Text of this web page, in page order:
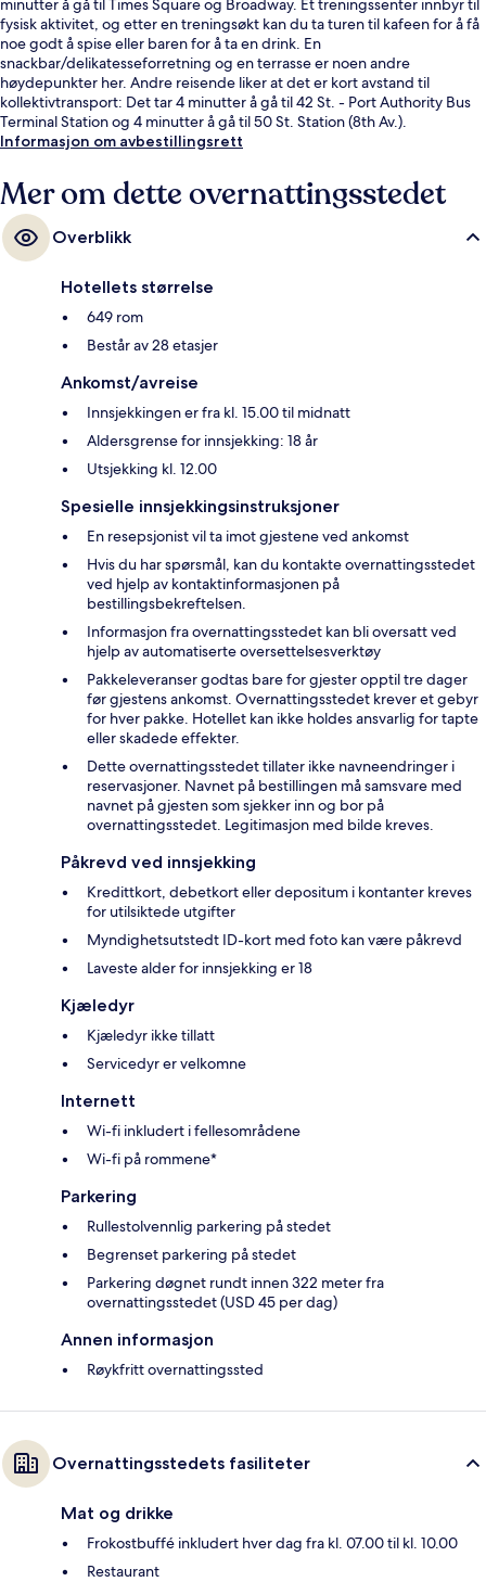
minutter å gå til Times Square og Broadway. Et treningssenter innbyr til
fysisk aktivitet, og etter en treningsøkt kan du ta turen til kafeen for å få
noe godt å spise eller baren for å ta en drink. En
snackbar/delikatesseforretning og en terrasse er noen andre
høydepunkter her. Andre reisende liker at det er kort avstand til
kollektivtransport: Det tar 4 minutter å gå til 42 St. - Port Authority Bus
Terminal Station og 4 minutter å gå til 50 St. Station (8th Av.).
Informasjon om avbestillingsrett
Mer om dette overnattingsstedet
Overblikk
Hotellets størrelse
649 rom
Består av 28 etasjer
Ankomst/avreise
Innsjekkingen er fra kl. 15.00 til midnatt
Aldersgrense for innsjekking: 18 år
Utsjekking kl. 12.00
Spesielle innsjekkingsinstruksjoner
En resepsjonist vil ta imot gjestene ved ankomst
Hvis du har spørsmål, kan du kontakte overnattingsstedet
ved hjelp av kontaktinformasjonen på
bestillingsbekreftelsen.
Informasjon fra overnattingsstedet kan bli oversatt ved
hjelp av automatiserte oversettelsesverktøy
Pakkeleveranser godtas bare for gjester opptil tre dager
før gjestens ankomst. Overnattingsstedet krever et gebyr
for hver pakke. Hotellet kan ikke holdes ansvarlig for tapte
eller skadede effekter.
Dette overnattingsstedet tillater ikke navneendringer i
reservasjoner. Navnet på bestillingen må samsvare med
navnet på gjesten som sjekker inn og bor på
overnattingsstedet. Legitimasjon med bilde kreves.
Påkrevd ved innsjekking
Kredittkort, debetkort eller depositum i kontanter kreves
for utilsiktede utgifter
Myndighetsutstedt ID-kort med foto kan være påkrevd
Laveste alder for innsjekking er 18
Kjæledyr
Kjæledyr ikke tillatt
Servicedyr er velkomne
Internett
Wi-fi inkludert i fellesområdene
Wi-fi på rommene*
Parkering
Rullestolvennlig parkering på stedet
Begrenset parkering på stedet
Parkering døgnet rundt innen 322 meter fra
overnattingsstedet (USD 45 per dag)
Annen informasjon
Røykfritt overnattingssted
Overnattingsstedets fasiliteter
Mat og drikke
Frokostbuffé inkludert hver dag fra kl. 07.00 til kl. 10.00
Restaurant